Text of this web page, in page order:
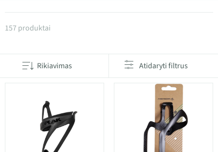
Produktai kategorijoje Gertuvės ir gertuvių laikikliai
157 produktai
Rikiavimas Atidaryti filtrus